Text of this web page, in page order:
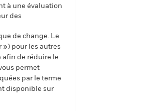
à une évaluation
des
de change. Le
») pour les autres
afin de réduire le
permet
par le terme
disponible sur